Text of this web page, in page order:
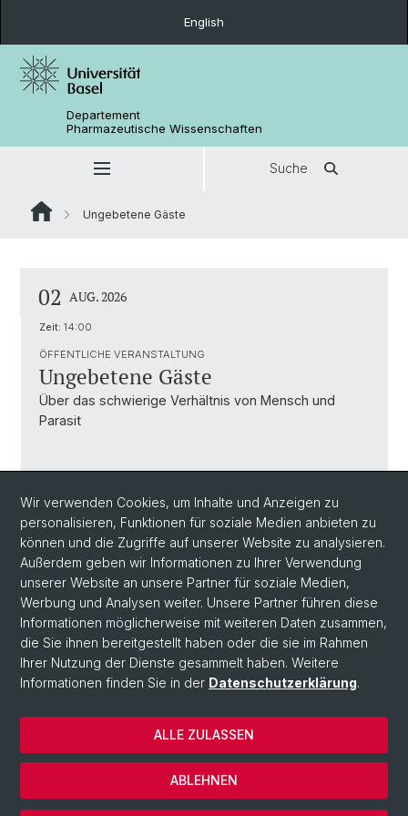
English
Departement
Pharmazeutische Wissenschaften
Suche
Ungebetene Gäste
02 AUG. 2026
Zeit: 14:00
ÖFFENTLICHE VERANSTALTUNG
Ungebetene Gäste
Über das schwierige Verhältnis von Mensch und
Parasit
Teilnehmer:innenzahl begrenzt.
Anmeldung erwünscht unter: 061 207 48 11
Zurück
Wir verwenden Cookies, um Inhalte und Anzeigen zu
personalisieren, Funktionen für soziale Medien anbieten zu
können und die Zugriffe auf unserer Website zu analysieren.
Außerdem geben wir Informationen zu Ihrer Verwendung
unserer Website an unsere Partner für soziale Medien,
Werbung und Analysen weiter. Unsere Partner führen diese
Informationen möglicherweise mit weiteren Daten zusammen,
die Sie ihnen bereitgestellt haben oder die sie im Rahmen
Ihrer Nutzung der Dienste gesammelt haben. Weitere
Informationen finden Sie in der Datenschutzerklärung.
ABLEHNEN
ALLE ZULASSEN